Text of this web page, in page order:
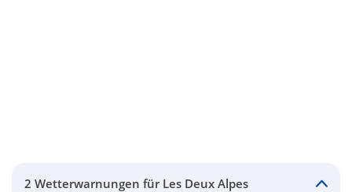
2 Wetterwarnungen für Les Deux Alpes